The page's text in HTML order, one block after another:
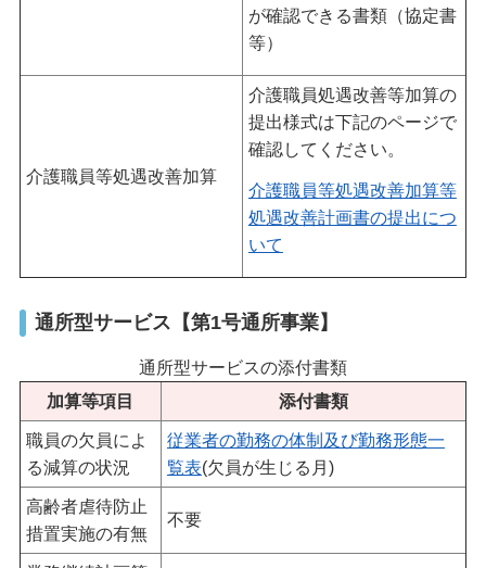
が確認できる書類（協定書
等）
介護職員等処遇改善加算
介護職員処遇改善等加算の
提出様式は下記のページで
確認してください。
介護職員等処遇改善加算等
処遇改善計画書の提出につ
いて
通所型サービス【第1号通所事業】
通所型サービスの添付書類
加算等項目
添付書類
職員の欠員によ
る減算の状況
従業者の勤務の体制及び勤務形態一
覧表(欠員が生じる月)
高齢者虐待防止
措置実施の有無
不要